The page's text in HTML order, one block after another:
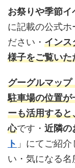
お祭りや季節イ
に記載の公式ホ
ださい・ インス
様子をご覧いた
グーグルマップ
駐車場の位置
ーも活用する
心です・ 近隣の
ト 」にてご紹
い・気になる名